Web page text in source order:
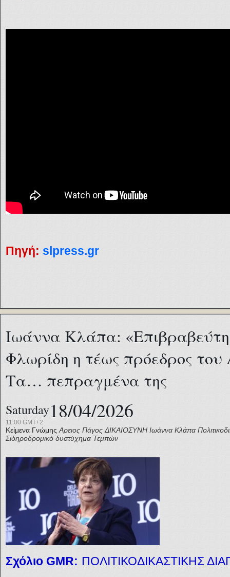
Πηγή: slpress.gr
Ιωάννα Κλάπα:
Φλωρίδη η τέως πρόεδρος
Τα… πεπραγμένα της
Saturday18/04/2026
11:00 GMT+2
Κείμενα Γνώμης Αρειος Πάγος ΔΙΚΑΙΟΣΥΝΗ Ιωάννα Κλάπα
Σιδηροδρομικό δυστύχημα Τεμπών
Σχόλιο GMR: ΠΟΛΙΤΙΚΟΔΙΚΑΣΤΙΚΗΣ